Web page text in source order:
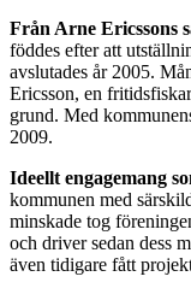
Från Arne Ericssons
föddes efter att
avslutades år 2005.
Ericsson, en
grund. Med
2009.
Ideellt engagemang
kommunen med
minskade tog
och driver sedan dess
även tidigare fått